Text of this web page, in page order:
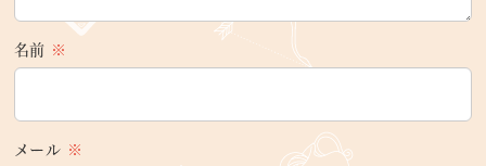
名前 ※
メール ※